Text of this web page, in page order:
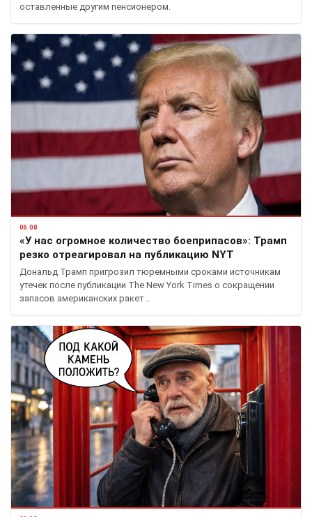
оставленные другим пенсионером.
06.08
«У нас огромное количество боеприпасов»: Трамп
резко отреагировал на публикацию NYT
Дональд Трамп пригрозил тюремными сроками источникам
утечек после публикации The New York Times о сокращении
запасов американских ракет…